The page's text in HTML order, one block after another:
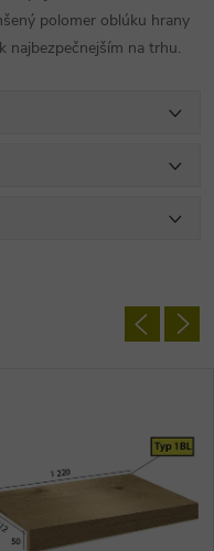
polomer oblúku hrany
najbezpečnejším na trhu.